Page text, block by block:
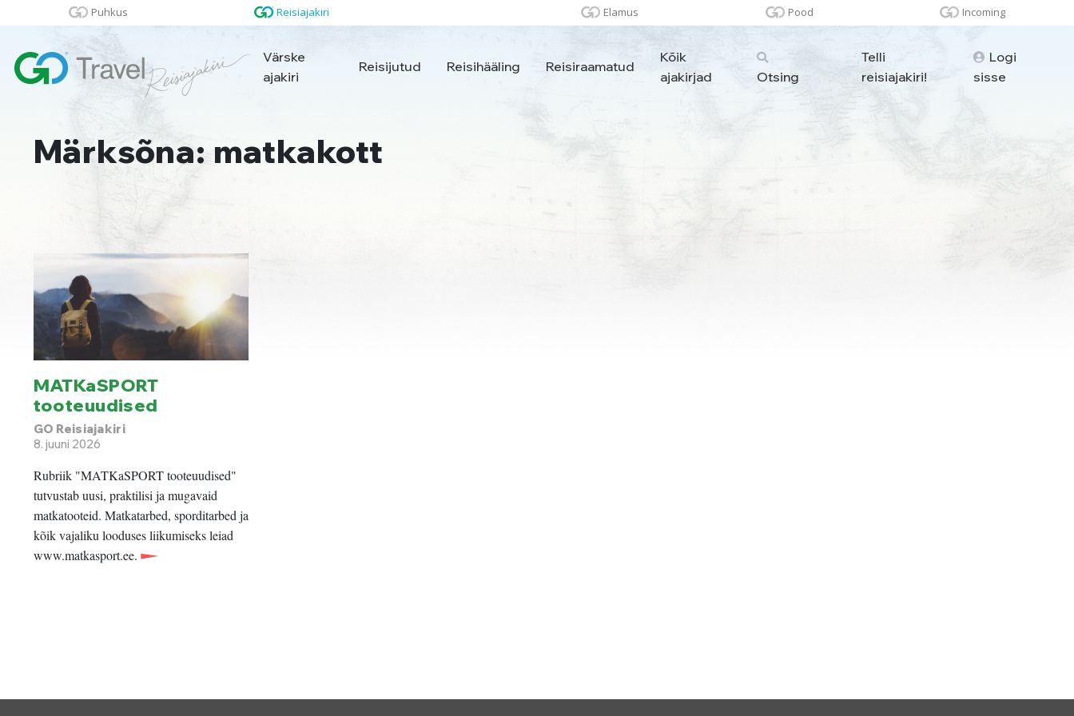
Puhkus Reisiajakiri Elamus Pood Incoming
Värske
ajakiri
Reisijutud Reisihääling Reisiraamatud
Kõik
ajakirjad
Otsing
Telli
reisiajakiri!
Logi
sisse
Märksõna: matkakott
MATKaSPORT
tooteuudised
GO Reisiajakiri
8. juuni 2026
Rubriik "MATKaSPORT tooteuudised"
tutvustab uusi, praktilisi ja mugavaid
matkatooteid. Matkatarbed, sporditarbed ja
kõik vajaliku looduses liikumiseks leiad
www.matkasport.ee.